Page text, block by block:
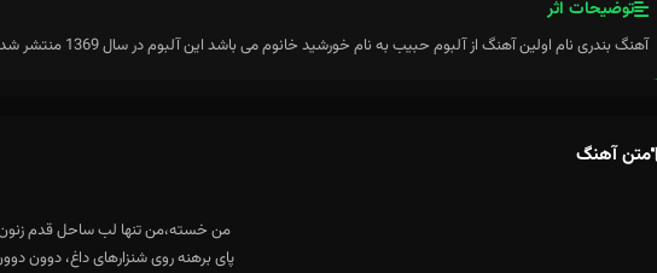
توضیحات اثر
آهنگ بندری نام اولین آهنگ از آلبوم حبیب به نام خورشید خانوم می باشد این آلبوم در سال 1369 منتشر شده است.
متن آهنگ